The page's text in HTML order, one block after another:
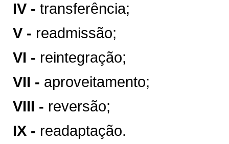
IV - transferência;
V - readmissão;
VI - reintegração;
VII - aproveitamento;
VIII - reversão;
IX - readaptação.